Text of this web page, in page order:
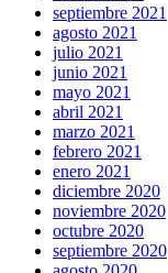
septiembre 2021
agosto 2021
julio 2021
junio 2021
mayo 2021
abril 2021
marzo 2021
febrero 2021
enero 2021
diciembre 2020
noviembre 2020
octubre 2020
septiembre 2020